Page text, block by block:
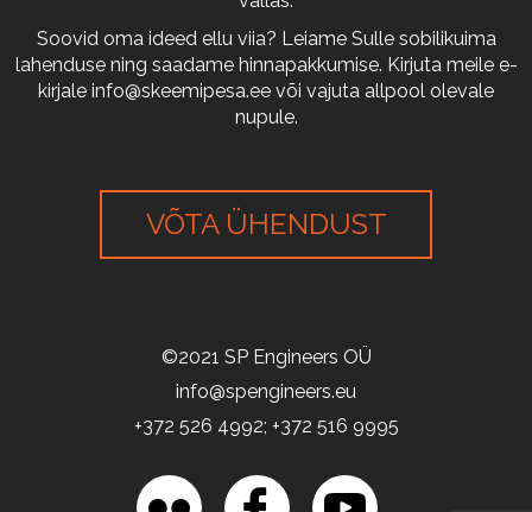
Soovid oma ideed ellu viia? Leiame Sulle sobilikuima
lahenduse ning saadame hinnapakkumise. Kirjuta meile e-
kirjale info@skeemipesa.ee või vajuta allpool olevale
nupule.
VÕTA ÜHENDUST
©2021 SP Engineers OÜ
info@spengineers.eu
+372 526 4992; +372 516 9995